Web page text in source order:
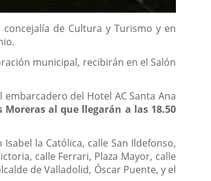
de Cultura y Turismo y en
municipal, recibirán en el Salón
del Hotel AC Santa Ana
Moreras al que llegarán a las 18.50
la Católica, calle San Ildefonso,
calle Ferrari, Plaza Mayor, calle
de Valladolid, Óscar Puente, y el